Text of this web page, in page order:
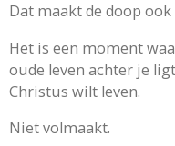
Dat maakt de doop
Het is een moment
oude leven achter je
Christus wilt leven.
Niet volmaakt.